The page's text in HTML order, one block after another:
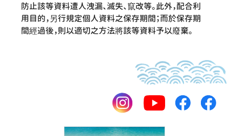
防止該等資料遭人洩漏、滅失、竄改等。此外，配合利
用目的，另行規定個人資料之保存期間；而於保存期
間經過後，則以適切之方法將該等資料予以廢棄。